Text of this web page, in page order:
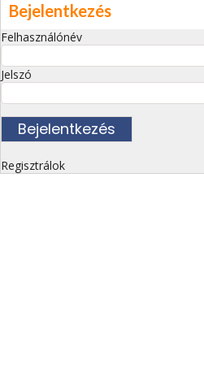
Bejelentkezés
Felhasználónév
Jelszó
Regisztrálok